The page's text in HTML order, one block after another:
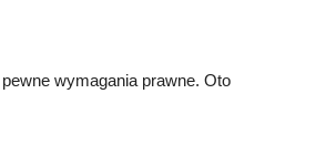
wymagania prawne. Oto